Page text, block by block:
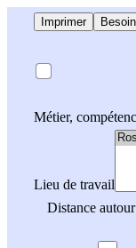
Imprimer
Métier,
Lieu de travail
Distance